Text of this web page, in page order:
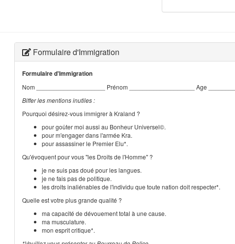
Formulaire d'Immigration
Formulaire d'Immigration
Nom ____________________ Prénom ___________________ Age
Biffer les mentions inutiles :
Pourquoi désirez-vous immigrer à Kraland ?
pour goûter moi aussi au Bonheur Universel©.
pour m'engager dans l'armée Kra.
pour assassiner le Premier Elu*.
Qu'évoquent pour vous "les Droits de l'Homme" ?
je ne suis pas doué pour les langues.
je ne fais pas de politique.
les droits inaliénables de l'individu que toute nation doit respecter*.
Quelle est votre plus grande qualité ?
ma capacité de dévouement total à une cause.
ma musculature.
mon esprit critique*.